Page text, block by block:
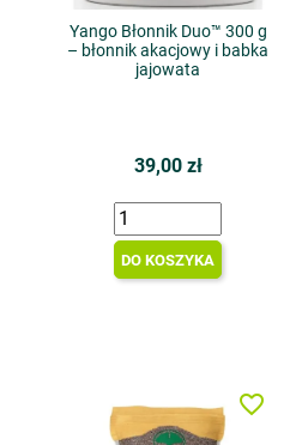
Yango Błonnik Duo™ 300 g
– błonnik akacjowy i babka
jajowata
39,00 zł
DO KOSZYKA
favorite_border